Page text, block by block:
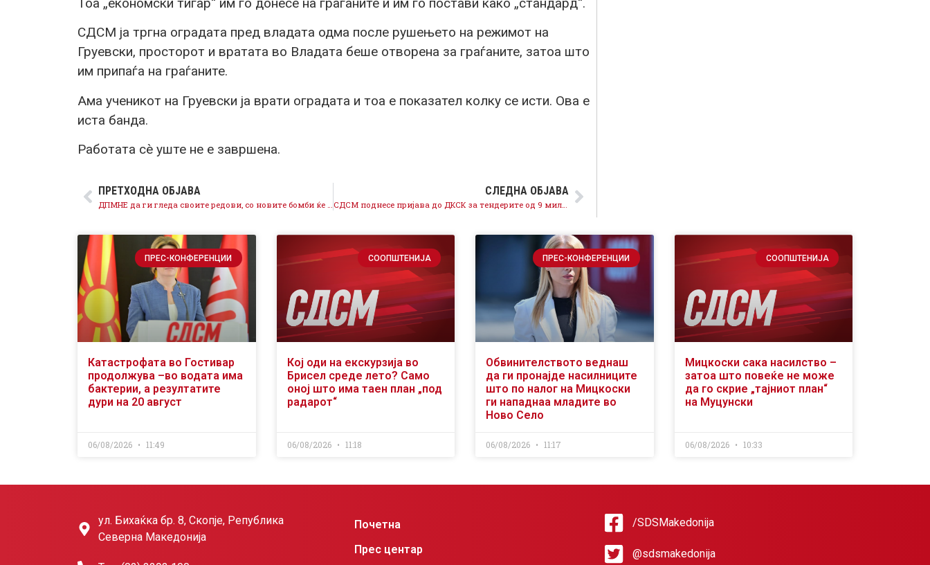
СДСМ ја тргна оградата пред владата одма после рушењето на режимот на
Груевски, просторот и вратата во Владата беше отворена за граѓаните, затоа што
им припаѓа на граѓаните.
Ама ученикот на Груевски ја врати оградата и тоа е показател колку се исти. Ова е
иста банда.
Работата сè уште не е завршена.
ПРЕТХОДНА ОБЈАВА
ДПМНЕ да ги гледа своите редови, со новите бомби ќе има што да се чисти
СЛЕДНА ОБЈАВА
СДСМ поднесе пријава до ДКСК за тендерите од 9 милиони евра, заедно со сите докази
ПРЕС-КОНФЕРЕНЦИИ
Катастрофата во Гостивар
продолжува –во водата има
бактерии, а резултатите
дури на 20 август
06/08/2026 11:49
СООПШТЕНИЈА
Кој оди на екскурзија во
Брисел среде лето? Само
оној што има таен план „под
радарот“
06/08/2026 11:18
ПРЕС-КОНФЕРЕНЦИИ
Обвинителството веднаш
да ги пронајде насилниците
што по налог на Мицкоски
ги нападнаа младите во
Ново Село
06/08/2026 11:17
СООПШТЕНИЈА
Мицкоски сака насилство –
затоа што повеќе не може
да го скрие „тајниот план“
на Муцунски
06/08/2026 10:33
ул. Бихаќка бр. 8, Скопје, Република
Северна Македонија
Почетна
Прес центар
/SDSMakedonija
@sdsmakedonija